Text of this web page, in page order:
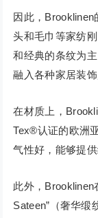
因此，
头和毛巾等家纺
和经典的条纹为
融入各种家居装饰
在材质上，
Tex®认证的欧洲
气性好，能够提供
此外，Brooklinen
Sateen”（奢华缎